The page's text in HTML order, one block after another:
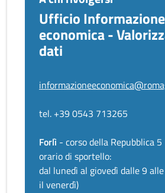
Ufficio Informazione
economica -
dati
tel. +39 0543 713265
Forlì - corso della Repubblica 5
orario di sportello:
dal lunedì al giovedì dalle 9
il venerdì)